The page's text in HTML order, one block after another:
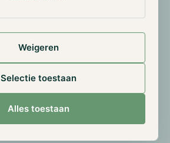
Weigeren
Selectie toestaan
Alles toestaan